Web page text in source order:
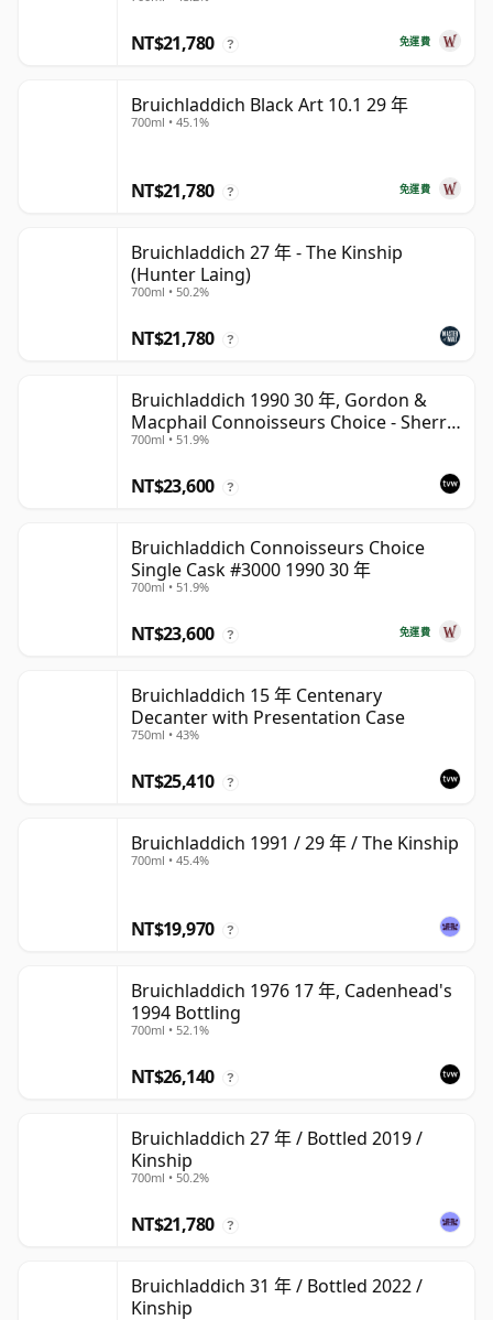
免運費
NT$21,780 ?
Bruichladdich Black Art 10.1 29 年
700ml • 45.1%
免運費
NT$21,780 ?
Bruichladdich 27 年 - The Kinship
(Hunter Laing)
700ml • 50.2%
NT$21,780 ?
Bruichladdich 1990 30 年, Gordon &
Macphail Connoisseurs Choice - Sherry
Hogshead #3000
700ml • 51.9%
NT$23,600 ?
Bruichladdich Connoisseurs Choice
Single Cask #3000 1990 30 年
700ml • 51.9%
免運費
NT$23,600 ?
Bruichladdich 15 年 Centenary
Decanter with Presentation Case
750ml • 43%
NT$25,410 ?
Bruichladdich 1991 / 29 年 / The Kinship
700ml • 45.4%
NT$19,970 ?
Bruichladdich 1976 17 年, Cadenhead's
1994 Bottling
700ml • 52.1%
NT$26,140 ?
Bruichladdich 27 年 / Bottled 2019 /
Kinship
700ml • 50.2%
NT$21,780 ?
Bruichladdich 31 年 / Bottled 2022 /
Kinship